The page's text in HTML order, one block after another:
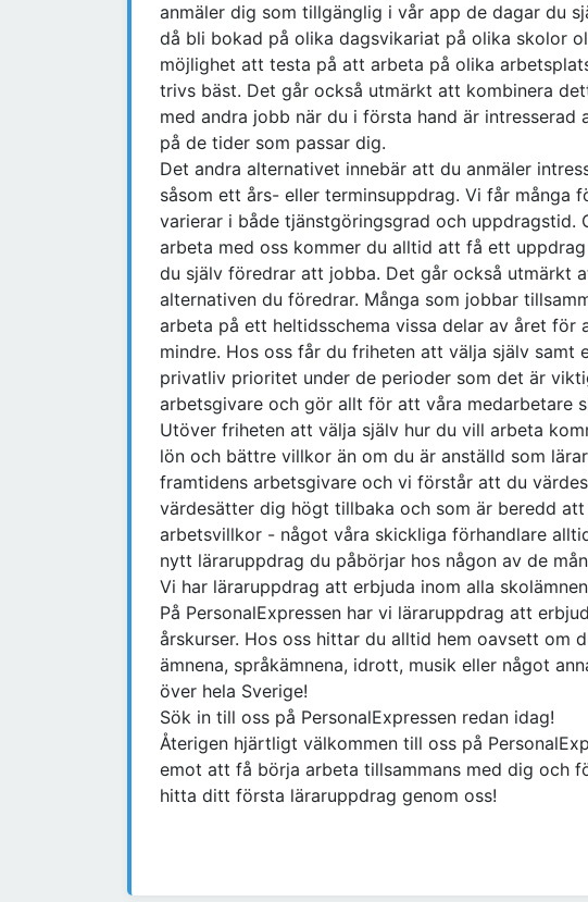
anmäler dig som tillgänglig i vår app de dagar du
då bli bokad på olika dagsvikariat på olika skolor
möjlighet att testa på att arbeta på olika
trivs bäst. Det går också utmärkt att kombinera
med andra jobb när du i första hand är
på de tider som passar dig.
Det andra alternativet innebär att du anmäler
såsom ett års- eller terminsuppdrag. Vi får många
varierar i både tjänstgöringsgrad och uppdragstid.
arbeta med oss kommer du alltid att få ett
du själv föredrar att jobba. Det går också utmärkt
alternativen du föredrar. Många som jobbar
arbeta på ett heltidsschema vissa delar av året för
mindre. Hos oss får du friheten att välja själv
privatliv prioritet under de perioder som det är
arbetsgivare och gör allt för att våra medarbetare
Utöver friheten att välja själv hur du vill arbeta
lön och bättre villkor än om du är anställd som
framtidens arbetsgivare och vi förstår att du
värdesätter dig högt tillbaka och som är beredd
arbetsvillkor - något våra skickliga förhandlare
nytt läraruppdrag du påbörjar hos någon av de
Vi har läraruppdrag att erbjuda inom alla
På PersonalExpressen har vi läraruppdrag att
årskurser. Hos oss hittar du alltid hem oavsett om
ämnena, språkämnena, idrott, musik eller något
över hela Sverige!
Sök in till oss på PersonalExpressen redan idag!
Återigen hjärtligt välkommen till oss på
emot att få börja arbeta tillsammans med dig och
hitta ditt första läraruppdrag genom oss!